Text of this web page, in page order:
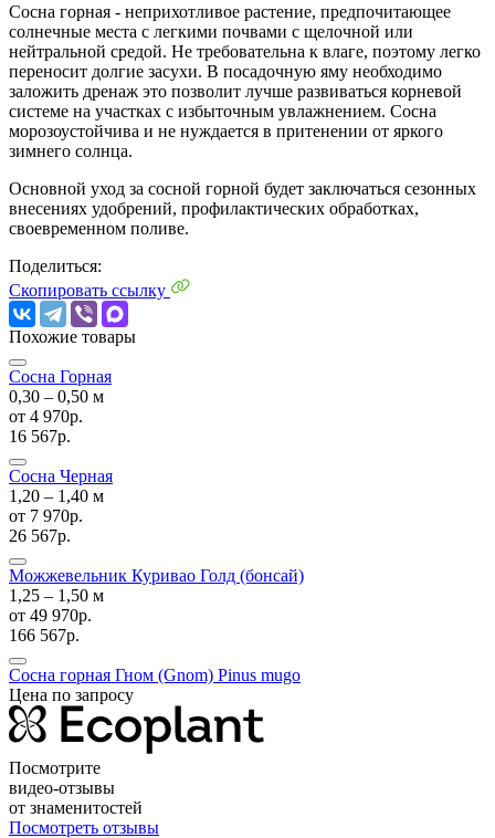
Сосна горная - неприхотливое растение, предпочитающее
солнечные места с легкими почвами с щелочной или
нейтральной средой. Не требовательна к влаге, поэтому легко
переносит долгие засухи. В посадочную яму необходимо
заложить дренаж это позволит лучше развиваться корневой
системе на участках с избыточным увлажнением. Сосна
морозоустойчива и не нуждается в притенении от яркого
зимнего солнца.
Основной уход за сосной горной будет заключаться сезонных
внесениях удобрений, профилактических обработках,
своевременном поливе.
Поделиться:
Скопировать ссылку
Похожие товары
Сосна Горная
0,30 ‒ 0,50 м
от 4 970р.
16 567р.
Сосна Черная
1,20 ‒ 1,40 м
от 7 970р.
26 567р.
Можжевельник Куривао Голд (бонсай)
1,25 ‒ 1,50 м
от 49 970р.
166 567р.
Сосна горная Гном (Gnom) Pinus mugo
Цена по запросу
Посмотрите
видео-отзывы
от знаменитостей
Посмотреть отзывы